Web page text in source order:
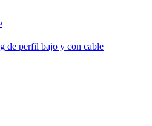
de perfil bajo y con cable